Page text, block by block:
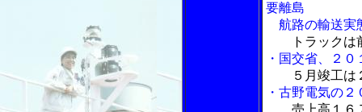
要離島
航路の輸送実
トラック
・国交省、２
５月竣工
・古野電気の
売上高１６